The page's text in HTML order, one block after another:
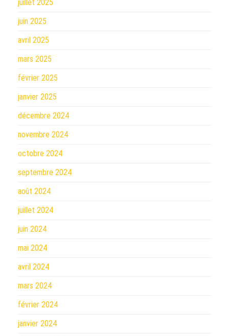
juillet 2025
juin 2025
avril 2025
mars 2025
février 2025
janvier 2025
décembre 2024
novembre 2024
octobre 2024
septembre 2024
août 2024
juillet 2024
juin 2024
mai 2024
avril 2024
mars 2024
février 2024
janvier 2024